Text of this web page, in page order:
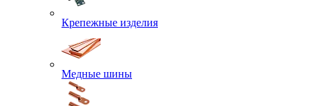
Крепежные изделия
Медные шины